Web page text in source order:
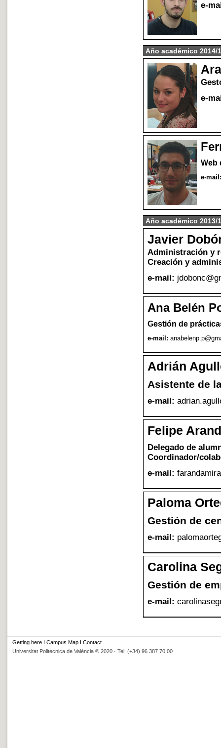
e-
Año académico 2014/
e-
Web
e-
Año académico 2013/
Javier Dobó
Administración y
Creación y
e-mail:
Ana Belén
Gestión de prá
e-mail:
Adrián Agull
Asistente de
e-mail:
Felipe
Delegado de
Coordinador/
e-mail:
Paloma
Gestión de
e-mail:
Carolina
Gestión de
e-mail:
Getting here I Campus Map I Contact
Universitat Politècnica de València © 2020 · Tel. (+34) 96 387 70 00